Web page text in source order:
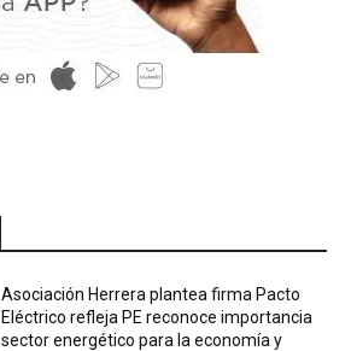
Asociación Herrera plantea firma Pacto
Eléctrico refleja PE reconoce importancia
sector energético para la economía y